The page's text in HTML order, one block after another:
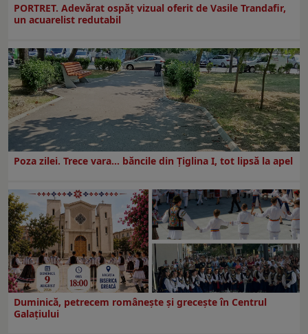
PORTRET. Adevărat ospăț vizual oferit de Vasile Trandafir,
un acuarelist redutabil
Poza zilei. Trece vara… băncile din Ţiglina I, tot lipsă la apel
Duminică, petrecem româneşte şi greceşte în Centrul
Galaţiului